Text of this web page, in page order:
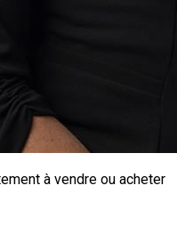
à vendre ou acheter